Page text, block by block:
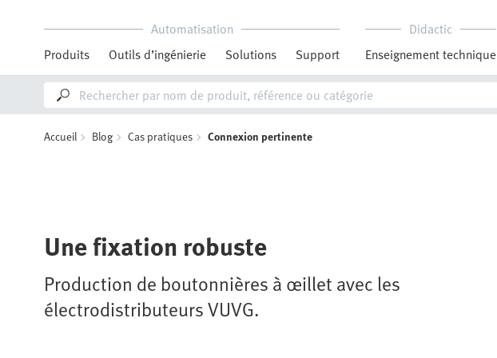
Automatisation
Produits
Outils d’ingénierie Solutions Support
Didactic
Enseignement technique
Accueil Blog Cas pratiques Connexion pertinente
Une fixation robuste
Production de boutonnières à œillet avec les
électrodistributeurs VUVG.